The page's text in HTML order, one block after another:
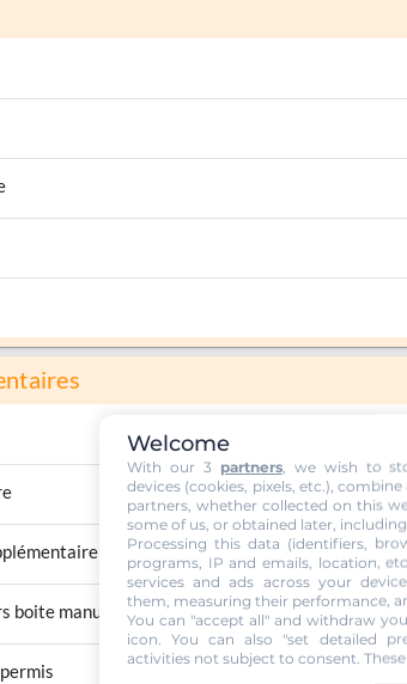
boite manuelle (B78)
Welcome
With our 3 partners, we wish to
devices (cookies, pixels, etc.),
partners, whether collected on this
some of us, or obtained later,
Processing this data (identifiers,
programs, IP and emails, location,
services and ads across your
them, measuring their performance,
You can "accept all" and withdraw
icon . You can also "set detailed
activities not subject to consent.